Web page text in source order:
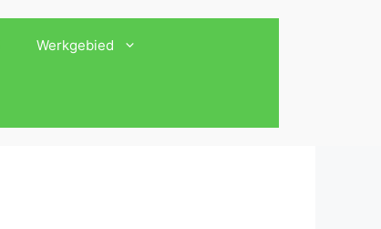
Werkgebied